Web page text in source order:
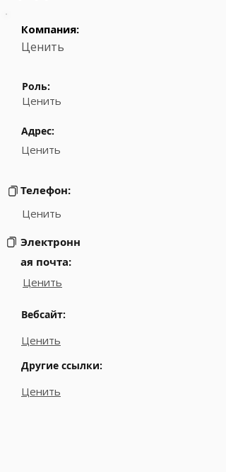
Компания:
Ценить
Роль:
Ценить
Адрес:
Ценить
Телефон:
Ценить
Электронн
ая почта:
Ценить
Вебсайт:
Ценить
Другие ссылки:
Ценить